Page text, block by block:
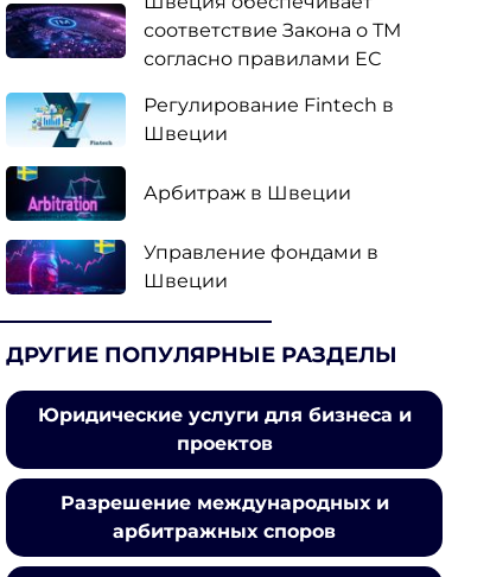
соответствие Закона о ТМ
согласно правилами ЕС
Регулирование Fintech в
Швеции
Арбитраж в Швеции
Управление фондами в
Швеции
ДРУГИЕ ПОПУЛЯРНЫЕ РАЗДЕЛЫ
Юридические услуги для бизнеса и
проектов
Разрешение международных и
арбитражных споров